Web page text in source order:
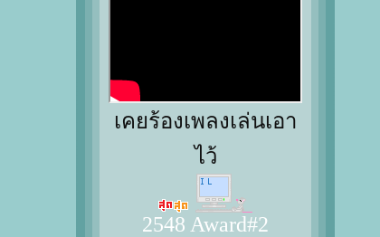
เคยร้องเพลงเล่นเอา
ไว้
2548 Award#2